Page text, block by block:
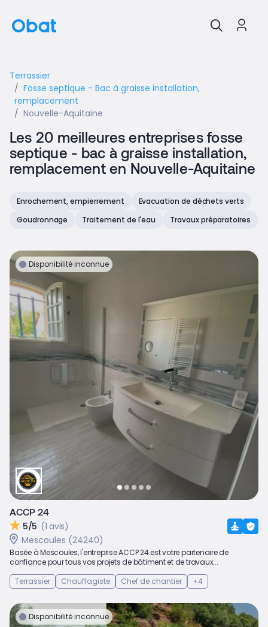
Terrassier
Fosse septique - Bac à graisse installation,
remplacement
Nouvelle-Aquitaine
Les 20 meilleures entreprises fosse
septique - bac à graisse installation,
remplacement en Nouvelle-Aquitaine
Enrochement, empierrement
Evacuation de déchets verts
Goudronnage
Traitement de l'eau Travaux préparatoires
Disponibilité inconnue
ACCP 24
5/5 (1 avis)
Mescoules (24240)
Basée à Mescoules, l'entreprise ACCP 24 est votre partenaire de
confiance pour tous vos projets de bâtiment et de travaux...
Terrassier
Chauffagiste Chef de chantier +4
Disponibilité inconnue